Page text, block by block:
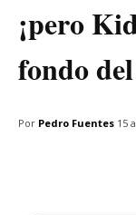
¡pero
fondo
Por Pedro Fuentes 15